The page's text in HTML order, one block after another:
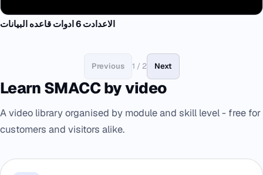
الاعدادت 6 ادوات قاعده البيانات
Previous 1 / 2 Next
Learn SMACC by video
A video library organised by module and skill level - free for
customers and visitors alike.